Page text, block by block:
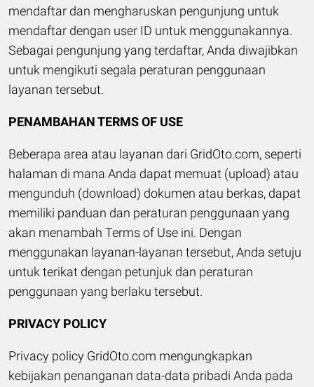
mendaftar dan mengharuskan pengunjung untuk
mendaftar dengan user ID untuk menggunakannya.
Sebagai pengunjung yang terdaftar, Anda diwajibkan
untuk mengikuti segala peraturan penggunaan
layanan tersebut.
PENAMBAHAN TERMS OF USE
Beberapa area atau layanan dari GridOto.com, seperti
halaman di mana Anda dapat memuat (upload) atau
mengunduh (download) dokumen atau berkas, dapat
memiliki panduan dan peraturan penggunaan yang
akan menambah Terms of Use ini. Dengan
menggunakan layanan-layanan tersebut, Anda setuju
untuk terikat dengan petunjuk dan peraturan
penggunaan yang berlaku tersebut.
PRIVACY POLICY
Privacy policy GridOto.com mengungkapkan
kebijakan penanganan data-data pribadi Anda pada